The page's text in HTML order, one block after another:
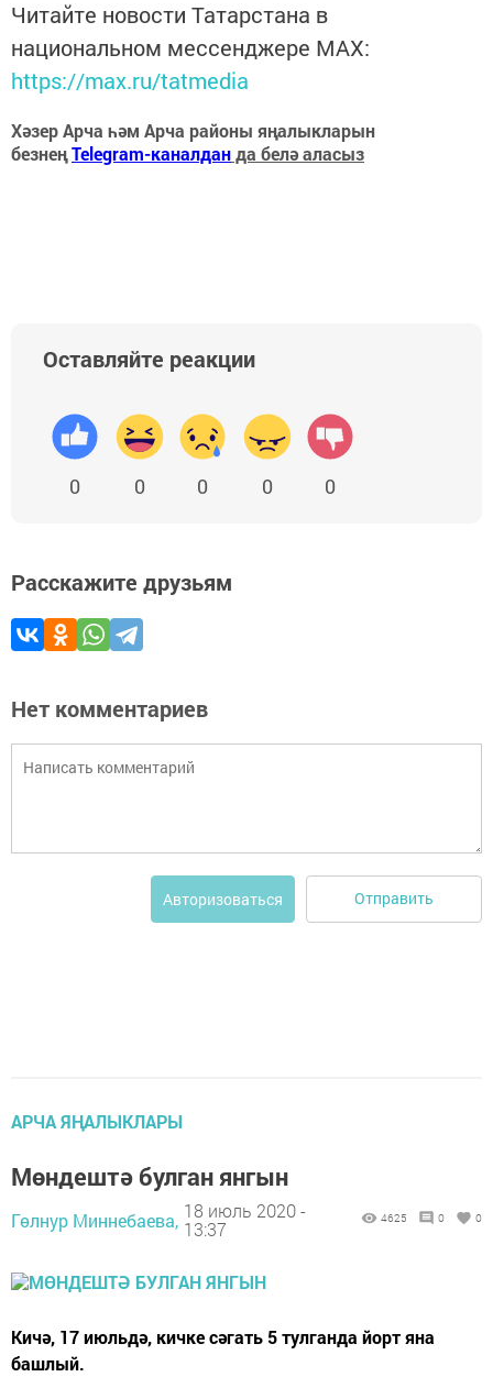
Читайте новости Татарстана в
национальном мессенджере MАХ:
https://max.ru/tatmedia
Хәзер Арча һәм Арча районы яңалыкларын
безнеңTelegram-каналданда белә аласыз
Оставляйте реакции
0 0 0 0 0
Расскажите друзьям
Нет комментариев
Авторизоваться Отправить
АРЧА ЯҢАЛЫКЛАРЫ
Мөндештә булган янгын
Гөлнур Миннебаева, 18 июль 2020 -
13:37
4625 0 0
Кичә, 17 июльдә, кичке сәгать 5 тулганда йорт яна
башлый.